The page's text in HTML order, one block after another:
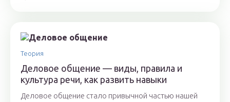
Теория
Деловое общение — виды, правила и
культура речи, как развить навыки
Деловое общение стало привычной частью нашей